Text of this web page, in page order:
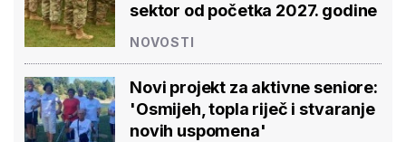
sektor od početka 2027. godine
NOVOSTI
Novi projekt za aktivne seniore:
'Osmijeh, topla riječ i stvaranje
novih uspomena'